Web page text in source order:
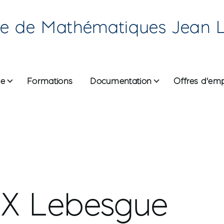
de Mathématiques Jean
Formations Documentation Offres
Lebesgue